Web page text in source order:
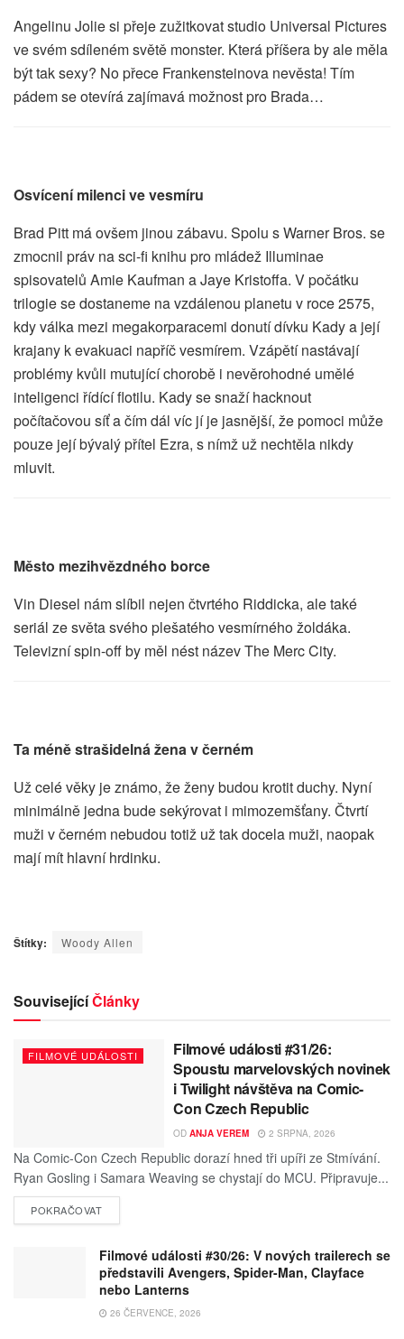
Angelinu Jolie si přeje zužitkovat studio Universal Pictures
ve svém sdíleném světě monster. Která příšera by ale měla
být tak sexy? No přece Frankensteinova nevěsta! Tím
pádem se otevírá zajímavá možnost pro Brada…
Osvícení milenci ve vesmíru
Brad Pitt má ovšem jinou zábavu. Spolu s Warner Bros. se
zmocnil práv na sci-fi knihu pro mládež Illuminae
spisovatelů Amie Kaufman a Jaye Kristoffa. V počátku
trilogie se dostaneme na vzdálenou planetu v roce 2575,
kdy válka mezi megakorparacemi donutí dívku Kady a její
krajany k evakuaci napříč vesmírem. Vzápětí nastávají
problémy kvůli mutující chorobě i nevěrohodné umělé
inteligenci řídící flotilu. Kady se snaží hacknout
počítačovou síť a čím dál víc jí je jasnější, že pomoci může
pouze její bývalý přítel Ezra, s nímž už nechtěla nikdy
mluvit.
Město mezihvězdného borce
Vin Diesel nám slíbil nejen čtvrtého Riddicka, ale také
seriál ze světa svého plešatého vesmírného žoldáka.
Televizní spin-off by měl nést název The Merc City.
Ta méně strašidelná žena v černém
Už celé věky je známo, že ženy budou krotit duchy. Nyní
minimálně jedna bude sekýrovat i mimozemšťany. Čtvrtí
muži v černém nebudou totiž už tak docela muži, naopak
mají mít hlavní hrdinku.
Štítky: Woody Allen
SouvisejícíČlánky
FILMOVÉ UDÁLOSTI
Filmové události #31/26:
Spoustu marvelovských novinek
i Twilight návštěva na Comic-
Con Czech Republic
OD ANJA VEREM 2 SRPNA, 2026
Na Comic-Con Czech Republic dorazí hned tři upíři ze Stmívání.
Ryan Gosling i Samara Weaving se chystají do MCU. Připravuje...
POKRAČOVAT
Filmové události #30/26: V nových trailerech se
představili Avengers, Spider-Man, Clayface
nebo Lanterns
26 ČERVENCE, 2026